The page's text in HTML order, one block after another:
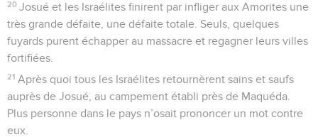
20 Josué et les Israélites finirent par infliger aux Amorites une
très grande défaite, une défaite totale. Seuls, quelques
fuyards purent échapper au massacre et regagner leurs villes
fortifiées.
21 Après quoi tous les Israélites retournèrent sains et saufs
auprès de Josué, au campement établi près de Maquéda.
Plus personne dans le pays n’osait prononcer un mot contre
eux.